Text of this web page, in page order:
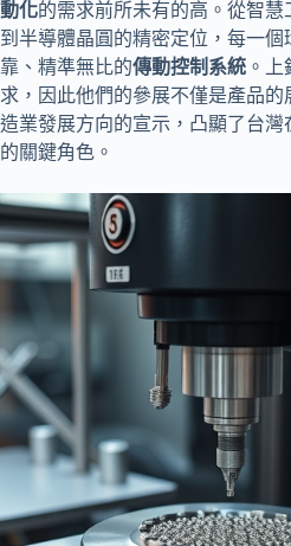
動化的需求前所未有的高。從智慧
到半導體晶圓的精密定位，每一個
靠、精準無比的傳動控制系統 。
求，因此他們的參展不僅是產品
造業發展方向的宣示，凸顯了台灣
的關鍵角色。